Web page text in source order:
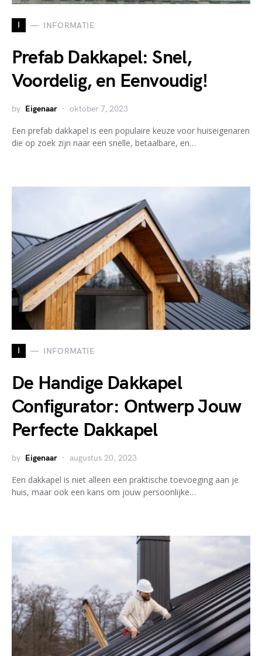
I INFORMATIE
Prefab Dakkapel: Snel,
Voordelig, en Eenvoudig!
by Eigenaar oktober 7, 2023
Een prefab dakkapel is een populaire keuze voor huiseigenaren
die op zoek zijn naar een snelle, betaalbare, en…
I INFORMATIE
De Handige Dakkapel
Configurator: Ontwerp Jouw
Perfecte Dakkapel
by Eigenaar augustus 20, 2023
Een dakkapel is niet alleen een praktische toevoeging aan je
huis, maar ook een kans om jouw persoonlijke…